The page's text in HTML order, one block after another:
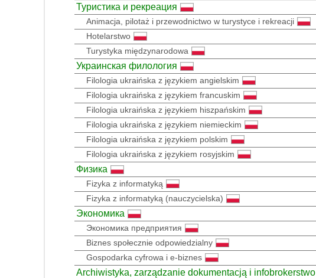
Туристика и рекреация
Animacja, pilotaż i przewodnictwo w turystyce i rekreacji
Hotelarstwo
Turystyka międzynarodowa
Украинская филология
Filologia ukraińska z językiem angielskim
Filologia ukraińska z językiem francuskim
Filologia ukraińska z językiem hiszpańskim
Filologia ukraińska z językiem niemieckim
Filologia ukraińska z językiem polskim
Filologia ukraińska z językiem rosyjskim
Физика
Fizyka z informatyką
Fizyka z informatyką (nauczycielska)
Экономика
Экономика предприятия
Biznes społecznie odpowiedzialny
Gospodarka cyfrowa i e-biznes
Archiwistyka, zarządzanie dokumentacją i infobrokerstwo